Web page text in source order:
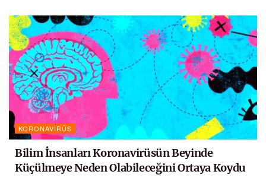
KORONAVIRÜS
Bilim İnsanları Koronavirüsün Beyinde
Küçülmeye Neden Olabileceğini Ortaya Koydu